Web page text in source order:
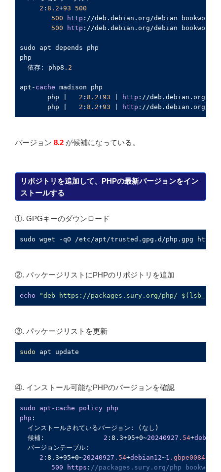
2 : 8.2+93
500
500
http ://deb.debian.org/debian bookworm/
500
http ://deb.debian.org/debian bookworm/
sudo apt depends php
php
  依存: php8
.2
apt- cache madison php
       php |
2 : 8.2+93 http ://deb.debian.org/
       php |
2 : 8.2+93 http ://deb.debian.org/
バージョン 8.2 が候補になっている。
リポジトリを追加して、PHPの最新バージョンをイン
ストールする
①. GPGキーのダウンロード
sudo wget -qO /etc/apt/trusted.gpg.d/php.gpg https:
②. パッケージリストにPHPのリポジトリを追加
echo "deb https://packages.sury.org/php/
③. パッケージリストを更新
sudo apt update
④. インストール可能なPHPのバージョンを確認
sudo apt-cache policy php
php :
  インストールされているバージョン: (なし)
  候補:
2 :8.3+95+0~20240927 .54+
  バージョンテーブル:
2 :8.3+95+0~20240927 .54+debian12~1 .gbpe0084c
500
https : //packages.sury.org/php bookworm/